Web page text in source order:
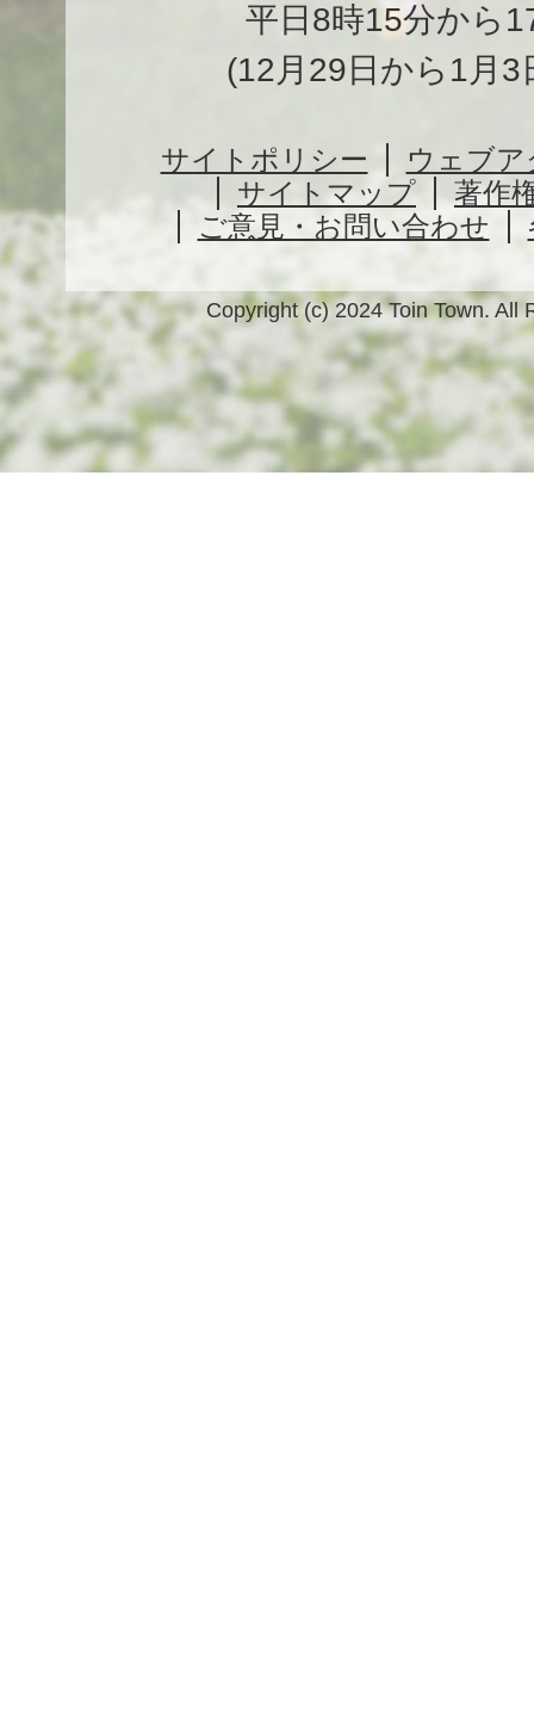
平日8時15分から
(12月29日から1月3
サイトポリシー
ウェブ
サイトマップ
著作
ご意見・お問い合わせ
Copyright (c) 2024 Toin Town. All